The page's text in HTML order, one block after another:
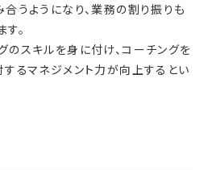
うようになり、業務の割り振りも
。
のスキルを身に付け、コーチングを
するマネジメント力が向上するとい